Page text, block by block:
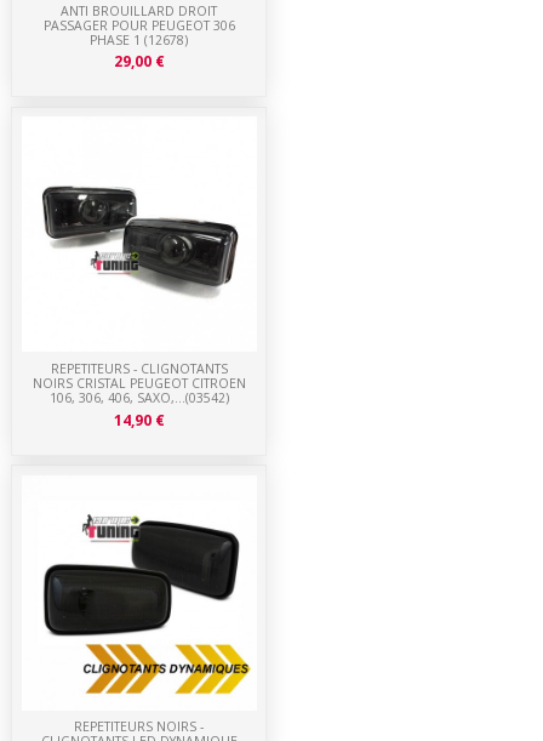
REPETITEURS NOIRS -
REPETITEURS - CLIGNOTANTS
NOIRS CRISTAL PEUGEOT CITROEN
106, 306, 406, SAXO,...(03542)
14,90 €
ANTI BROUILLARD DROIT
PASSAGER POUR PEUGEOT 306
PHASE 1 (12678)
29,00 €